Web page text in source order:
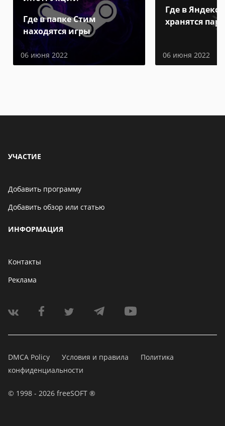
Где в папке Стим
находятся игры
06 июня 2022
Где в Яндекс
хранятся
06 июня 2022
УЧАСТИЕ
Добавить программу
Добавить обзор или статью
ИНФОРМАЦИЯ
Контакты
Реклама
DMCA Policy Условия и правила
Политика
конфиденциальности
© 1998 - 2026 freeSOFT ®